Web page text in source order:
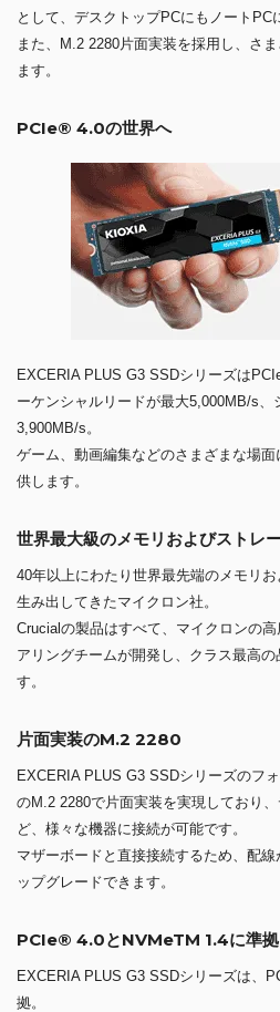
として、デスクトップPCにもノートPC
また、M.2 2280片面実装を採用し、さ
ます。
PCIe® 4.0の世界へ
EXCERIA PLUS G3 SSDシリーズは
ーケンシャルリードが最大5,000MB/s
3,900MB/s。
ゲーム、動画編集などのさまざまな場
供します。
世界最大級のメモリおよびストレ
40年以上にわたり世界最先端のメモリ
生み出してきたマイクロン社。
Crucialの製品はすべて、マイクロンの
アリングチームが開発し、クラス最高
す。
片面実装のM.2 2280
EXCERIA PLUS G3 SSDシリーズのフ
のM.2 2280で片面実装を実現しており
ど、様々な機器に接続が可能です。
マザーボードと直接接続するため、配
ップグレードできます。
PCIe® 4.0とNVMeTM 1.4に準拠
EXCERIA PLUS G3 SSDシリーズは、
拠。